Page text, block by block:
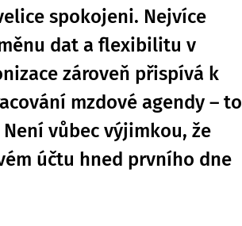
spokojeni. Nejvíce
dat a flexibilitu v
zároveň přispívá k
mzdové agendy – to
vůbec výjimkou, že
účtu hned prvního dne